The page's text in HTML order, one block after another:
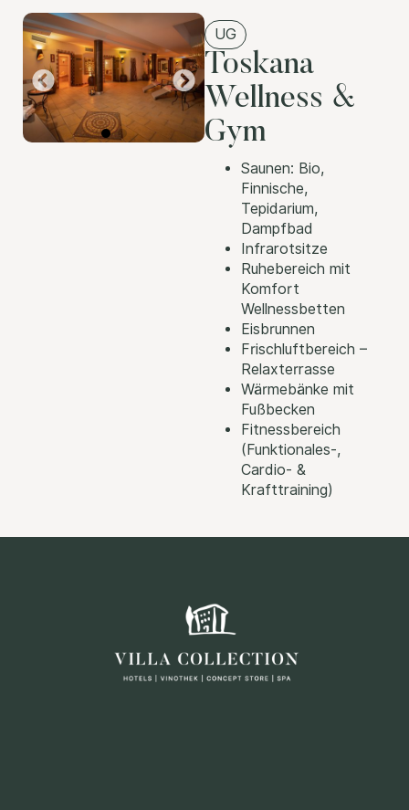
UG
Toskana
Wellness &
Gym
Saunen: Bio,
Finnische,
Tepidarium,
Dampfbad
Infrarotsitze
Ruhebereich mit
Komfort
Wellnessbetten
Eisbrunnen
Frischluftbereich –
Relaxterrasse
Wärmebänke mit
Fußbecken
Fitnessbereich
(Funktionales-,
Cardio- &
Krafttraining)